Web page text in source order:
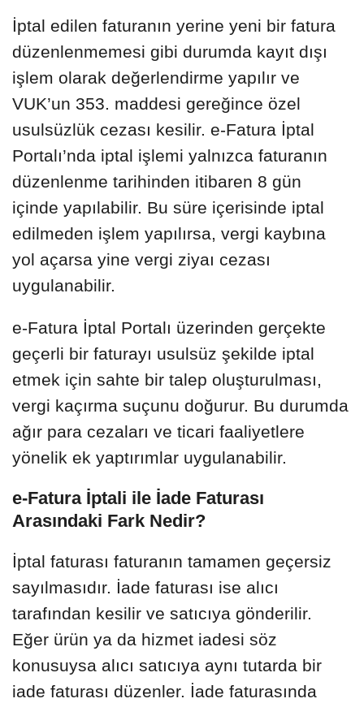
İptal edilen faturanın yerine yeni bir fatura
düzenlenmemesi gibi durumda kayıt dışı
işlem olarak değerlendirme yapılır ve
VUK’un 353. maddesi gereğince özel
usulsüzlük cezası kesilir. e-Fatura İptal
Portalı’nda iptal işlemi yalnızca faturanın
düzenlenme tarihinden itibaren 8 gün
içinde yapılabilir. Bu süre içerisinde iptal
edilmeden işlem yapılırsa, vergi kaybına
yol açarsa yine vergi ziyaı cezası
uygulanabilir.
e-Fatura İptal Portalı üzerinden gerçekte
geçerli bir faturayı usulsüz şekilde iptal
etmek için sahte bir talep oluşturulması,
vergi kaçırma suçunu doğurur. Bu durumda
ağır para cezaları ve ticari faaliyetlere
yönelik ek yaptırımlar uygulanabilir.
e-Fatura İptali ile İade Faturası
Arasındaki Fark Nedir?
İptal faturası faturanın tamamen geçersiz
sayılmasıdır. İade faturası ise alıcı
tarafından kesilir ve satıcıya gönderilir.
Eğer ürün ya da hizmet iadesi söz
konusuysa alıcı satıcıya aynı tutarda bir
iade faturası düzenler. İade faturasında